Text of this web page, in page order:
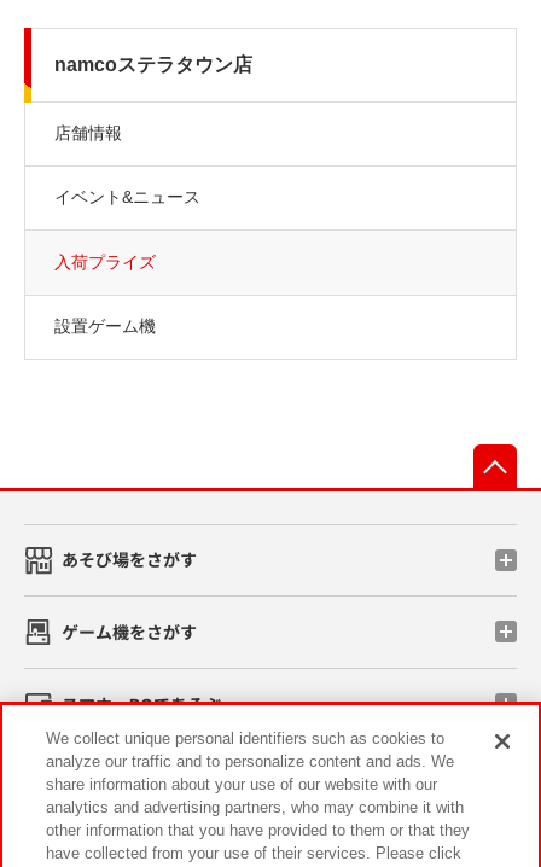
namcoステラタウン店
店舗情報
イベント&ニュース
入荷プライズ
設置ゲーム機
あそび場をさがす
ゲーム機をさがす
スマホ・PCであそぶ
イベント・キャンペーン
We collect unique personal identifiers such as cookies to
analyze our traffic and to personalize content and ads. We
share information about your use of our website with our
analytics and advertising partners, who may combine it with
other information that you have provided to them or that they
have collected from your use of their services. Please click